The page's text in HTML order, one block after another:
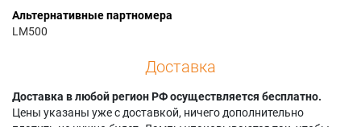
Альтернативные партномера
LM500
Доставка
Доставка в любой регион РФ осуществляется бесплатно.
Цены указаны уже с доставкой, ничего дополнительно